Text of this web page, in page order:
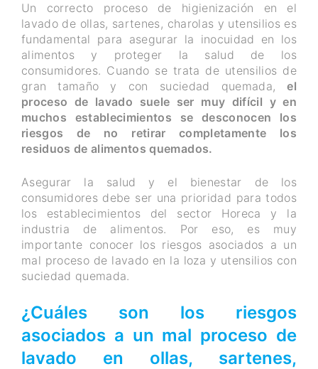
Un correcto proceso de higienización en el
lavado de ollas, sartenes, charolas y utensilios es
fundamental para asegurar la inocuidad en los
alimentos y proteger la salud de los
consumidores. Cuando se trata de utensilios de
gran tamaño y con suciedad quemada,el
proceso de lavado suele ser muy difícil y en
muchos establecimientos se desconocen los
riesgos de no retirar completamente los
residuos de alimentos quemados.
Asegurar la salud y el bienestar de los
consumidores debe ser una prioridad para todos
los establecimientos del sector Horeca y la
industria de alimentos. Por eso, es muy
importante conocer los riesgos asociados a un
mal proceso de lavado en la loza y utensilios con
suciedad quemada.
¿Cuáles son los riesgos
asociados a un mal proceso de
lavado en ollas, sartenes,